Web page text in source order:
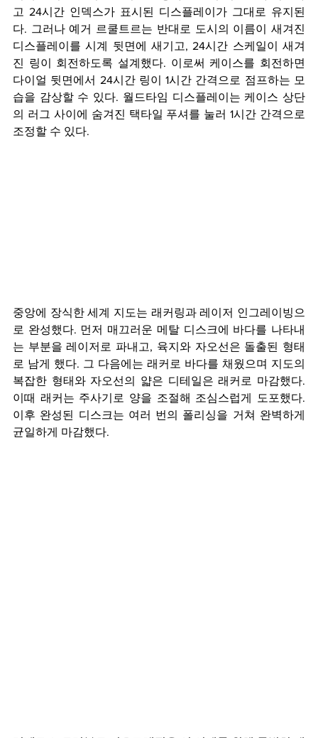
고 24시간 인덱스가 표시된 디스플레이가 그대로 유지된
다. 그러나 예거 르쿨트르는 반대로 도시의 이름이 새겨진
디스플레이를 시계 뒷면에 새기고, 24시간 스케일이 새겨
진 링이 회전하도록 설계했다. 이로써 케이스를 회전하면
다이얼 뒷면에서 24시간 링이 1시간 간격으로 점프하는 모
습을 감상할 수 있다. 월드타임 디스플레이는 케이스 상단
의 러그 사이에 숨겨진 택타일 푸셔를 눌러 1시간 간격으로
조정할 수 있다.
중앙에 장식한 세계 지도는 래커링과 레이저 인그레이빙으
로 완성했다. 먼저 매끄러운 메탈 디스크에 바다를 나타내
는 부분을 레이저로 파내고, 육지와 자오선은 돌출된 형태
로 남게 했다. 그 다음에는 래커로 바다를 채웠으며 지도의
복잡한 형태와 자오선의 얇은 디테일은 래커로 마감했다.
이때 래커는 주사기로 양을 조절해 조심스럽게 도포했다.
이후 완성된 디스크는 여러 번의 폴리싱을 거쳐 완벽하게
균일하게 마감했다.